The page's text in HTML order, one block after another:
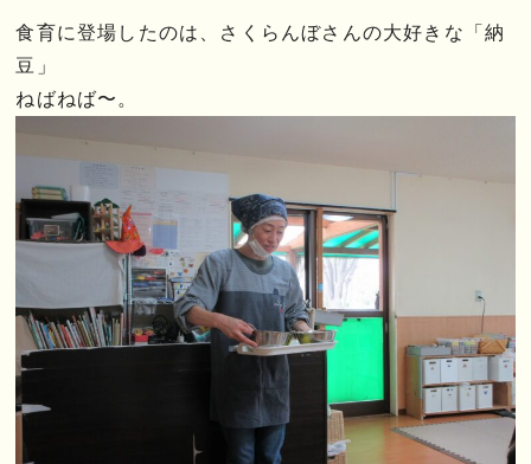
食育に登場したのは、さくらんぼさんの大好きな「納
豆」
ねばねば〜。